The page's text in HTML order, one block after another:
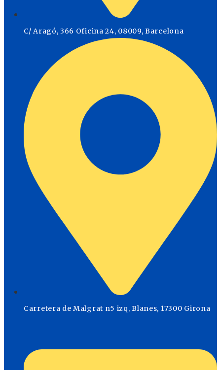
C/ Aragó, 366 Oficina 24, 08009, Barcelona
Carretera de Malgrat n5 izq, Blanes, 17300 Girona